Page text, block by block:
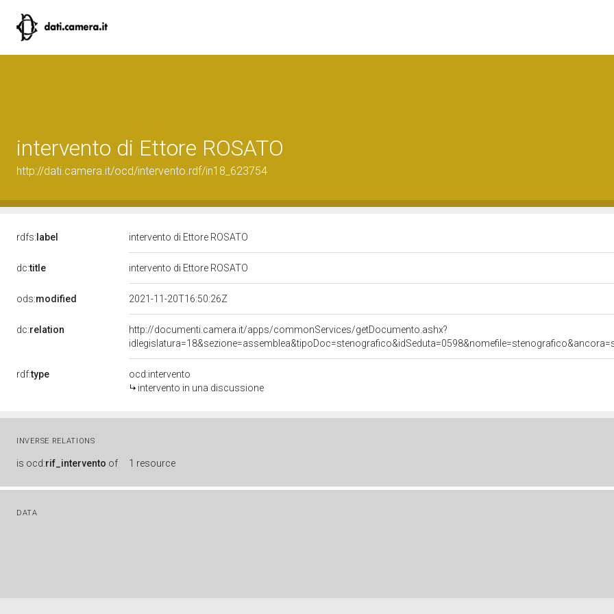
intervento di Ettore ROSATO
http://dati.camera.it/ocd/intervento.rdf/in18_623754
rdfs: label intervento di Ettore ROSATO
dc:title intervento di Ettore ROSATO
ods:modified 2021-11-20T16:50:26Z
dc:relation
http://documenti.camera.it/apps/commonServices/getDocumento.ashx?
rdf:type
ocd:intervento
intervento in una discussione
INVERSE RELATIONS
is ocd:rif_intervento of 1 resource
DATA